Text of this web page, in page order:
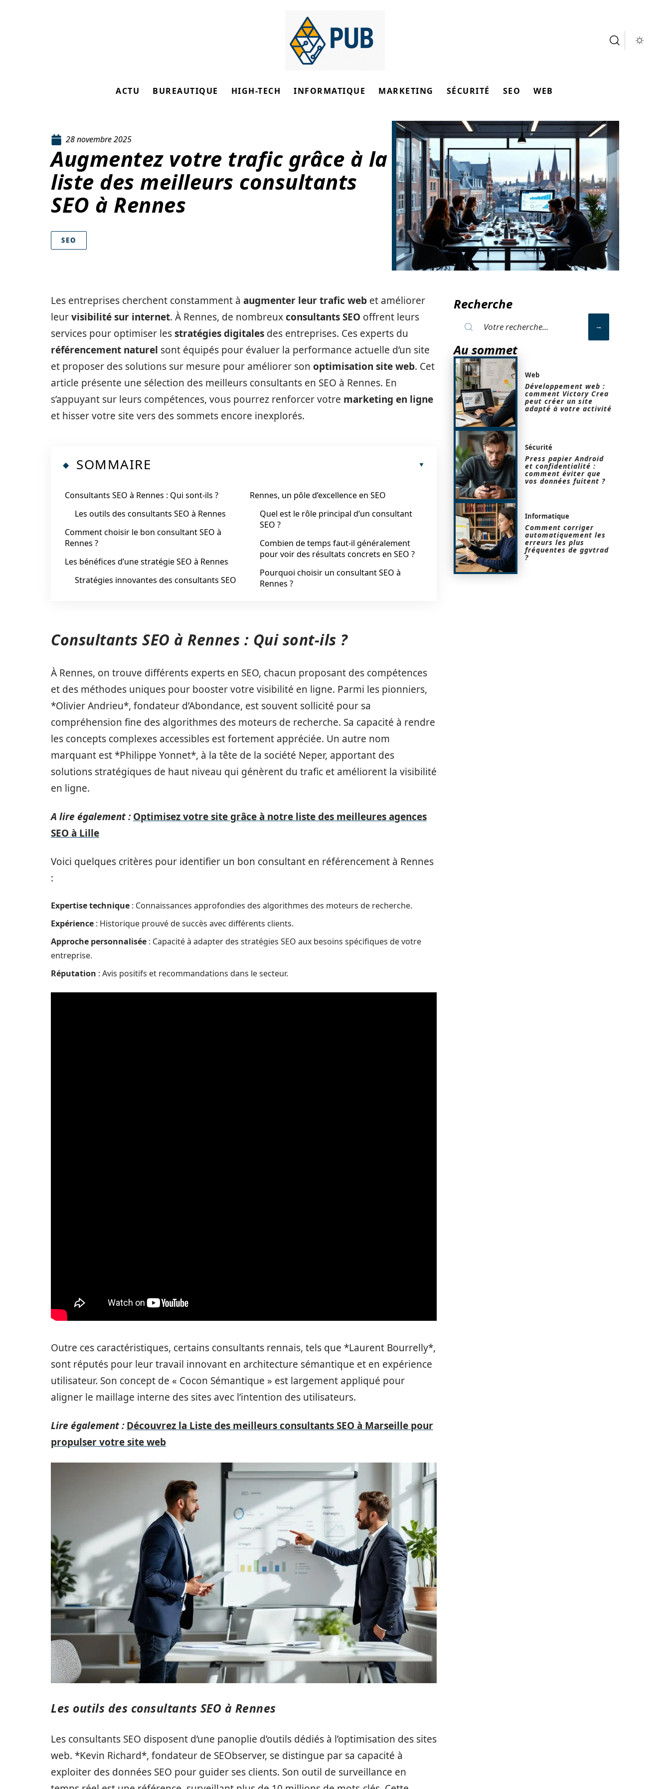
ACTU BUREAUTIQUE HIGH-TECH INFORMATIQUE MARKETING SÉCURITÉ SEO WEB
28 novembre 2025
Augmentez votre trafic grâce à la
liste des meilleurs consultants
SEO à Rennes
SEO
Les entreprises cherchent constamment à augmenter leur trafic web et améliorer
leurvisibilité sur internet. À Rennes, de nombreuxconsultants SEO offrent leurs
services pour optimiser lesstratégies digitales des entreprises. Ces experts du
référencement naturel sont équipés pour évaluer la performance actuelle d’un site
et proposer des solutions sur mesure pour améliorer son optimisation site web. Cet
article présente une sélection des meilleurs consultants en SEO à Rennes. En
s’appuyant sur leurs compétences, vous pourrez renforcer votre marketing en ligne
et hisser votre site vers des sommets encore inexplorés.
SOMMAIRE
Consultants SEO à Rennes : Qui sont-ils ?
Les outils des consultants SEO à Rennes
Comment choisir le bon consultant SEO à
Rennes ?
Les bénéfices d’une stratégie SEO à Rennes
Stratégies innovantes des consultants SEO
Rennes, un pôle d’excellence en SEO
Quel est le rôle principal d’un consultant
SEO ?
Combien de temps faut-il généralement
pour voir des résultats concrets en SEO ?
Pourquoi choisir un consultant SEO à
Rennes ?
Consultants SEO à Rennes : Qui sont-ils ?
À Rennes, on trouve différents experts en SEO, chacun proposant des compétences
et des méthodes uniques pour booster votre visibilité en ligne. Parmi les pionniers,
*Olivier Andrieu*, fondateur d’Abondance, est souvent sollicité pour sa
compréhension fine des algorithmes des moteurs de recherche. Sa capacité à rendre
les concepts complexes accessibles est fortement appréciée. Un autre nom
marquant est *Philippe Yonnet*, à la tête de la société Neper, apportant des
solutions stratégiques de haut niveau qui génèrent du trafic et améliorent la visibilité
en ligne.
A lire également : Optimisez votre site grâce à notre liste des meilleures agences
SEO à Lille
Voici quelques critères pour identifier un bon consultant en référencement à Rennes
:
Expertise technique : Connaissances approfondies des algorithmes des moteurs de recherche.
Expérience : Historique prouvé de succès avec différents clients.
Approche personnalisée : Capacité à adapter des stratégies SEO aux besoins spécifiques de votre
entreprise.
Réputation : Avis positifs et recommandations dans le secteur.
Outre ces caractéristiques, certains consultants rennais, tels que *Laurent Bourrelly*,
sont réputés pour leur travail innovant en architecture sémantique et en expérience
utilisateur. Son concept de « Cocon Sémantique » est largement appliqué pour
aligner le maillage interne des sites avec l’intention des utilisateurs.
Lire également : Découvrez la Liste des meilleurs consultants SEO à Marseille pour
propulser votre site web
Les outils des consultants SEO à Rennes
Les consultants SEO disposent d’une panoplie d’outils dédiés à l’optimisation des sites
web. *Kevin Richard*, fondateur de SEObserver, se distingue par sa capacité à
exploiter des données SEO pour guider ses clients. Son outil de surveillance en
Recherche
Au sommet
Web
Développement web :
comment Victory Crea
peut créer un site
adapté à votre activité
Sécurité
Press papier Android
et confidentialité :
comment éviter que
vos données fuitent ?
Informatique
Comment corriger
automatiquement les
erreurs les plus
fréquentes de ggvtrad
?